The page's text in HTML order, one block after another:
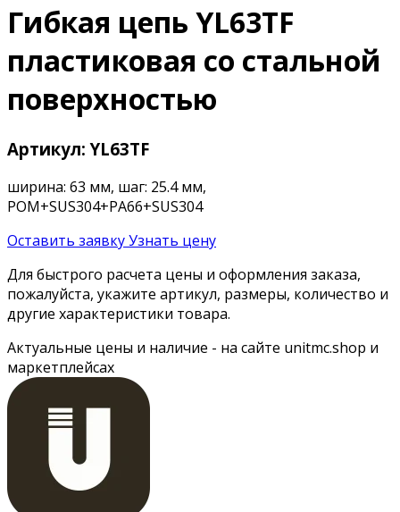
Гибкая цепь YL63TF
пластиковая со стальной
поверхностью
Артикул: YL63TF
ширина: 63 мм, шаг: 25.4 мм,
POM+SUS304+РА66+SUS304
Оставить заявкуУзнать цену
Для быстрого расчета цены и оформления заказа,
пожалуйста, укажите артикул, размеры, количество и
другие характеристики товара.
Актуальные цены и наличие - на сайте unitmc.shop и
маркетплейсах